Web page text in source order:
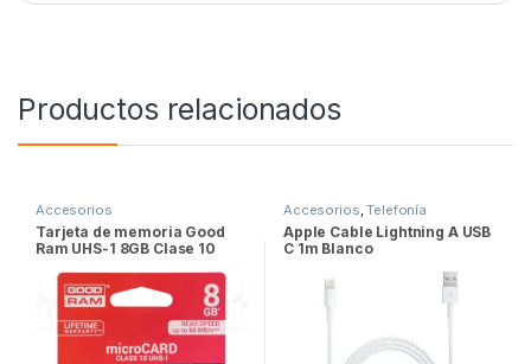
Productos relacionados
Accesorios
Tarjeta de memoria Good
Ram UHS-1 8GB Clase 10
Accesorios,Telefonía
Apple Cable Lightning A USB
C 1m Blanco